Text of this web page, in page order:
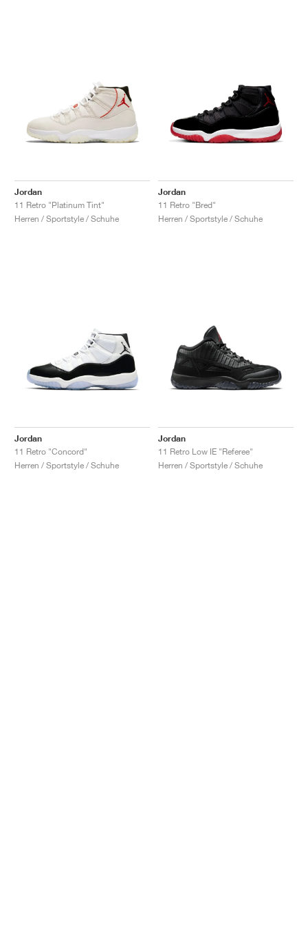
Jordan
11 Retro "Platinum Tint"
Herren / Sportstyle / Schuhe
Jordan
11 Retro "Bred"
Herren / Sportstyle / Schuhe
Jordan
11 Retro "Concord"
Herren / Sportstyle / Schuhe
Jordan
11 Retro Low IE "Referee"
Herren / Sportstyle / Schuhe